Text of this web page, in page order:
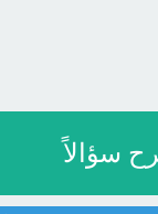
سؤالاً